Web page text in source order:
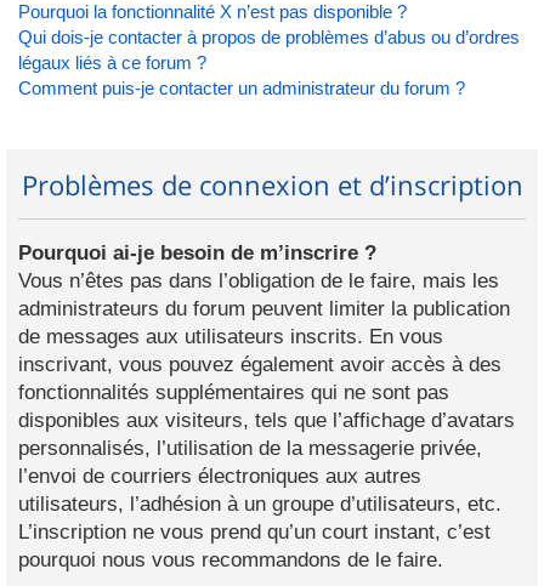
Pourquoi la fonctionnalité X n’est pas disponible ?
Qui dois-je contacter à propos de problèmes d’abus ou d’ordres
légaux liés à ce forum ?
Comment puis-je contacter un administrateur du forum ?
Problèmes de connexion et d’inscription
Pourquoi ai-je besoin de m’inscrire ?
Vous n’êtes pas dans l’obligation de le faire, mais les
administrateurs du forum peuvent limiter la publication
de messages aux utilisateurs inscrits. En vous
inscrivant, vous pouvez également avoir accès à des
fonctionnalités supplémentaires qui ne sont pas
disponibles aux visiteurs, tels que l’affichage d’avatars
personnalisés, l’utilisation de la messagerie privée,
l’envoi de courriers électroniques aux autres
utilisateurs, l’adhésion à un groupe d’utilisateurs, etc.
L’inscription ne vous prend qu’un court instant, c’est
pourquoi nous vous recommandons de le faire.